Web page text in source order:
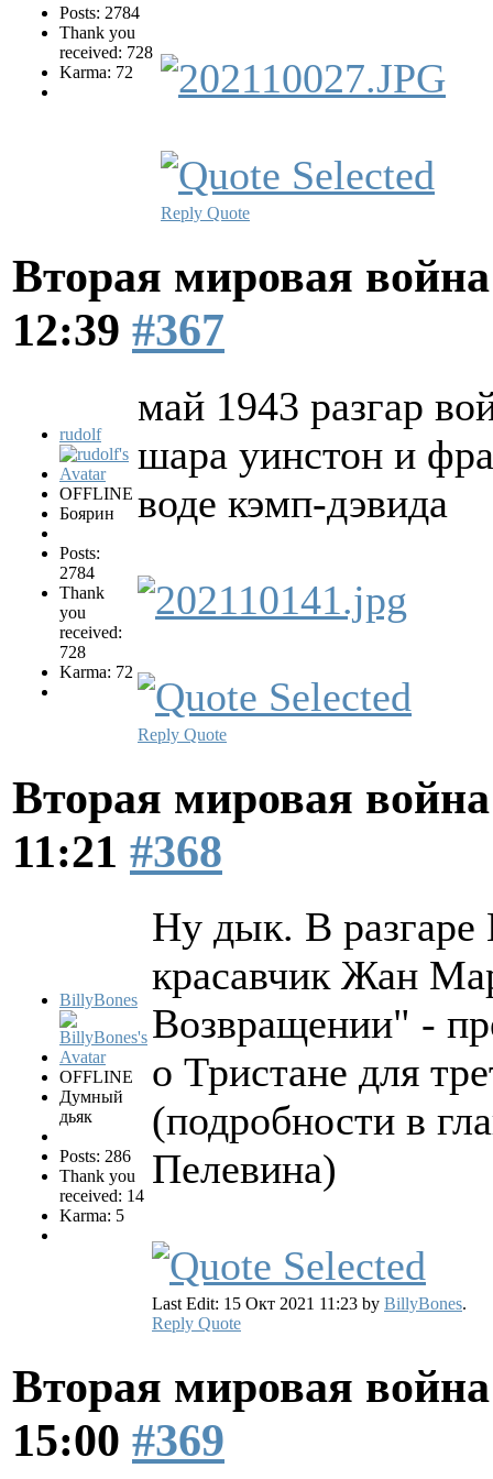
Posts: 2784
Thank you
received: 728
Karma: 72
Reply Quote
Вторая мировая
12:39 #367
rudolf
OFFLINE
Боярин
Posts:
2784
Thank
you
received:
728
Karma: 72
май 1943 разгар
шара уинстон и
воде кэмп-дэвида
Reply Quote
Вторая мировая
11:21 #368
BillyBones
OFFLINE
Думный
дьяк
Posts: 286
Thank you
received: 14
Karma: 5
Ну дык. В разгаре
красавчик Жан
Возвращении" -
о Тристане для
(подробности в
Пелевина)
Last Edit: 15 Окт 2021 11:23 by BillyBones.
Reply Quote
Вторая мировая
15:00 #369